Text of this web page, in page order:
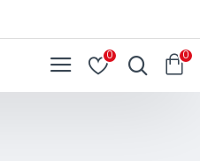
0 0